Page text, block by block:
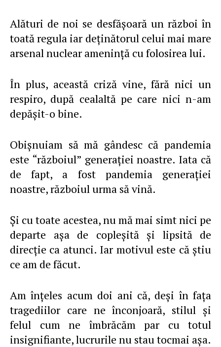
Alături de noi se desfăşoară un război în
toată regula iar deţinătorul celui mai mare
arsenal nuclear ameninţă cu folosirea lui.
În plus, această criză vine, fără nici un
respiro, după cealaltă pe care nici n-am
depăşit-o bine.
Obişnuiam să mă gândesc că pandemia
este “războiul” generaţiei noastre. Iata că
de fapt, a fost pandemia generaţiei
noastre, războiul urma să vină.
Şi cu toate acestea, nu mă mai simt nici pe
departe aşa de copleşită şi lipsită de
direcţie ca atunci. Iar motivul este că ştiu
ce am de făcut.
Am înţeles acum doi ani că, deşi în faţa
tragediilor care ne înconjoară, stilul şi
felul cum ne îmbrăcăm par cu totul
insignifiante, lucrurile nu stau tocmai aşa.